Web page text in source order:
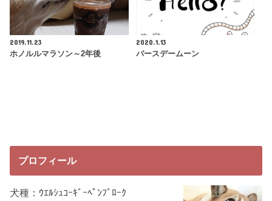
2019.11.23
ホノルルマラソン～2年後
2020.1.13
バースデームーン
プロフィール
犬種：ｳｴﾙｼｭｺｰｷﾞｰﾍﾟﾝﾌﾞﾛｰｸ